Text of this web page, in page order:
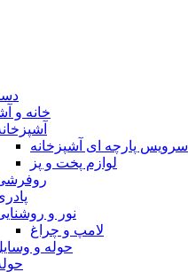
خانه و
سرویس پارچه ای آشپزخانه
لوازم پخت و پز
نور و
لامپ و چراغ
حوله و